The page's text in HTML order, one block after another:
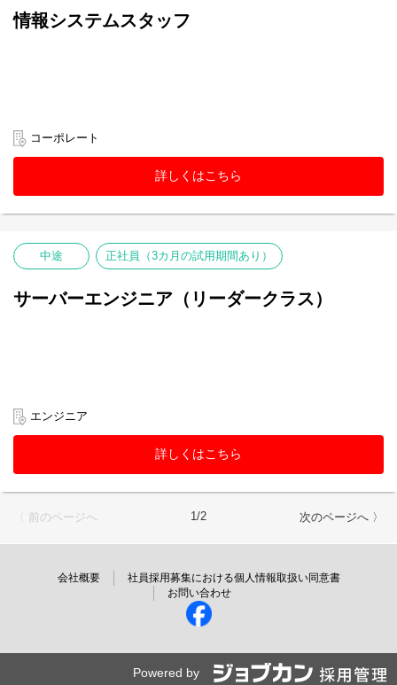
情報システムスタッフ
コーポレート
詳しくはこちら
中途 正社員（3カ月の試用期間あり）
サーバーエンジニア（リーダークラス）
エンジニア
詳しくはこちら
〈 前のページへ 1/2 次のページへ 〉
会社概要
社員採用募集における個人情報取扱い同意書
お問い合わせ
Powered by